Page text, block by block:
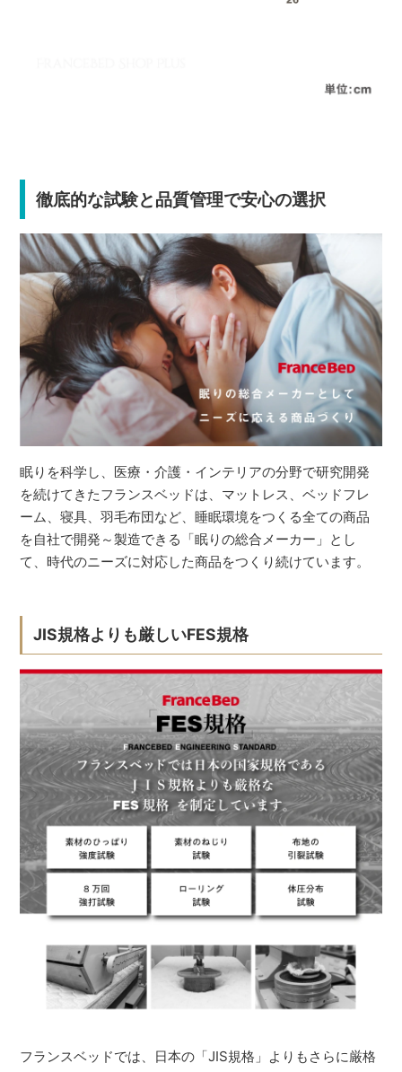
徹底的な試験と品質管理で安心の選択
眠りを科学し、医療・介護・インテリアの分野で研究開発
を続けてきたフランスベッドは、マットレス、ベッドフレ
ーム、寝具、羽毛布団など、睡眠環境をつくる全ての商品
を自社で開発～製造できる「眠りの総合メーカー」とし
て、時代のニーズに対応した商品をつくり続けています。
JIS規格よりも厳しいFES規格
フランスベッドでは、日本の「JIS規格」よりもさらに厳格